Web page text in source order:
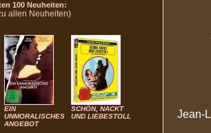
100 Neuheiten:
allen Neuheiten)
EIN
UNMORALISCHES
ANGEBOT
SCHÖN, NACKT
UND LIEBESTOLL
Jean-